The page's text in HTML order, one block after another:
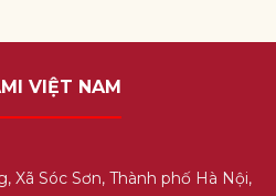
VIỆT NAM
Xã Sóc Sơn, Thành phố Hà Nội,